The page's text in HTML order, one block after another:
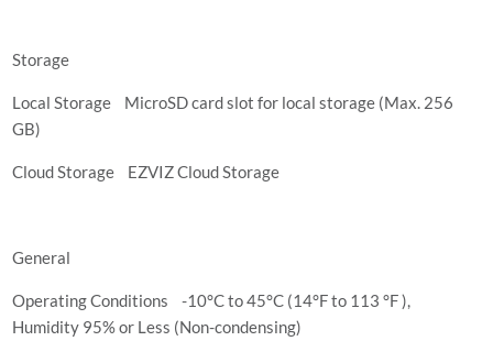
Storage
Local Storage MicroSD card slot for local storage (Max. 256
GB)
Cloud Storage EZVIZ Cloud Storage
General
Operating Conditions -10°C to 45°C (14°F to 113 °F ),
Humidity 95% or Less (Non-condensing)